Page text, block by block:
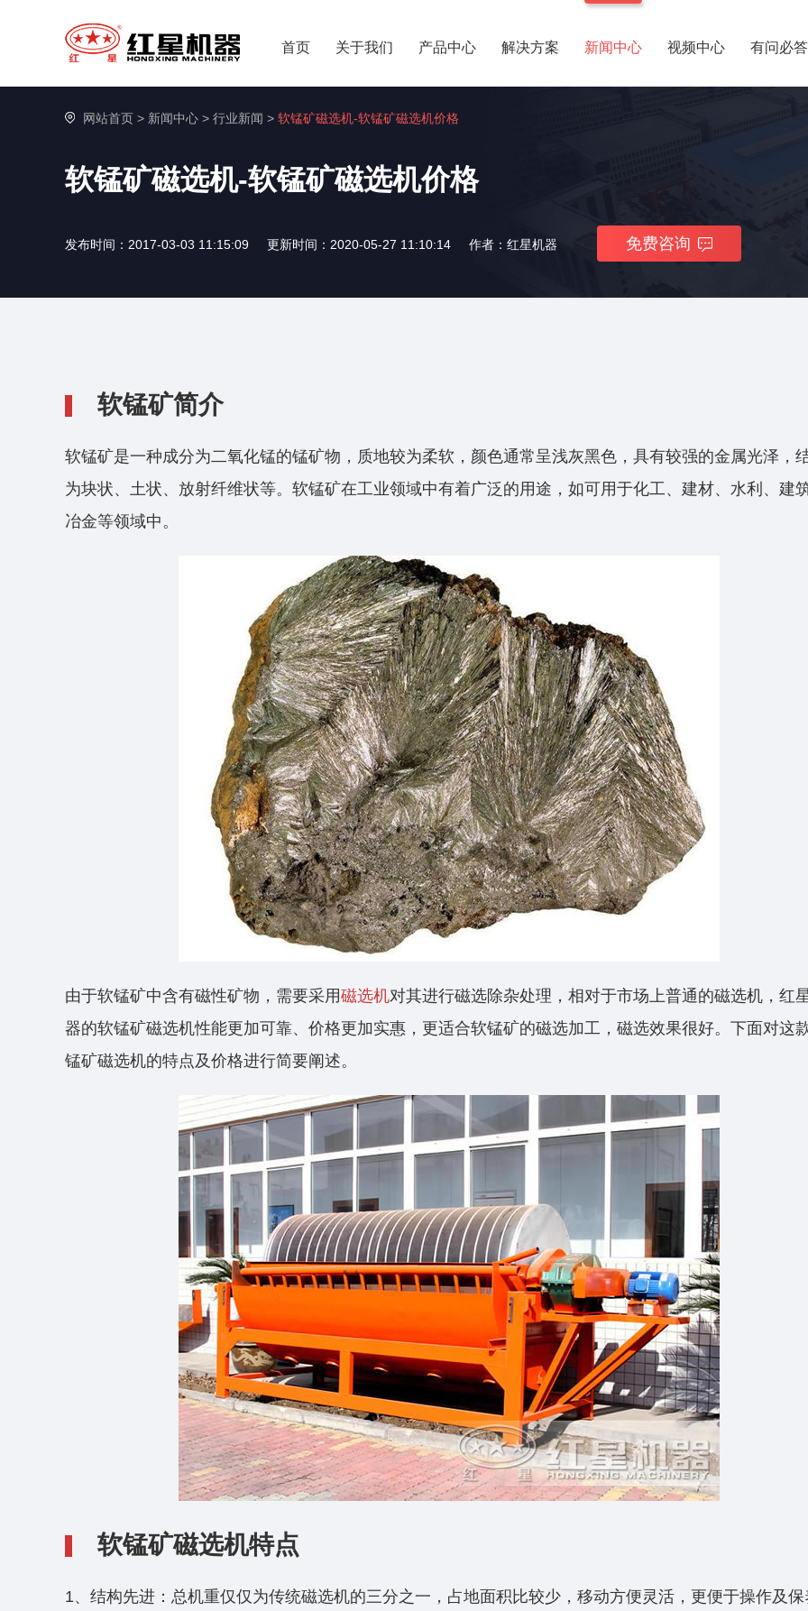
首页 关于我们 产品中心 解决方案 新闻中心 视频中心 有问必答
网站首页 > 新闻中心 > 行业新闻 > 软锰矿磁选机-软锰矿磁选机价格
软锰矿磁选机-软锰矿磁选机价格
发布时间：2017-03-03 11:15:09 更新时间：2020-05-27 11:10:14 作者：红星机器 免费咨询
软锰矿简介
软锰矿是一种成分为二氧化锰的锰矿物，质地较为柔软，颜色通常呈浅灰黑色，具有较强的金属光泽，
为块状、土状、放射纤维状等。软锰矿在工业领域中有着广泛的用途，如可用于化工、建材、水利、建筑
冶金等领域中。
由于软锰矿中含有磁性矿物，需要采用磁选机对其进行磁选除杂处理，相对于市场上普通的磁选机，红
器的软锰矿磁选机性能更加可靠、价格更加实惠，更适合软锰矿的磁选加工，磁选效果很好。下面对这
锰矿磁选机的特点及价格进行简要阐述。
软锰矿磁选机特点
1、结构先进：总机重仅仅为传统磁选机的三分之一，占地面积比较少，移动方便灵活，更便于操作及保